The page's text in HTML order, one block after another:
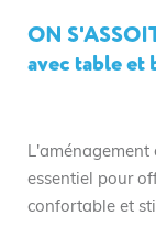
ON
avec table et
L'aménagement
essentiel pour
confortable et